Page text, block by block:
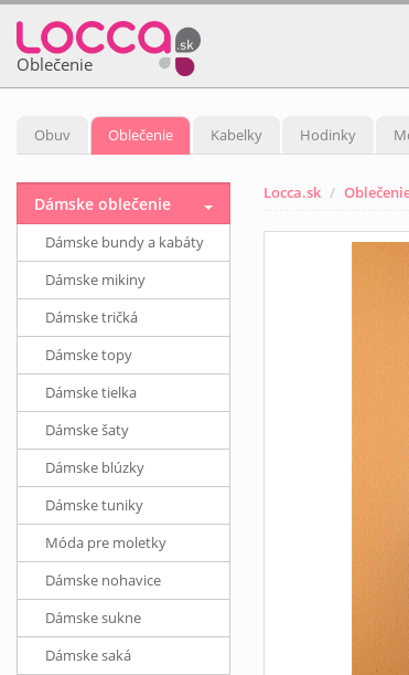
Oblečenie
Obuv Oblečenie Kabelky Hodinky
Locca.sk
Dámske oblečenie
Dámske bundy a kabáty
Dámske mikiny
Dámske tričká
Dámske topy
Dámske tielka
Dámske šaty
Dámske blúzky
Dámske tuniky
Móda pre moletky
Dámske nohavice
Dámske sukne
Dámske saká